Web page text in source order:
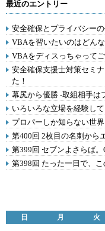
最近のエントリー
安全確保とプライバシー
VBAを習いたいのはどんな
VBAをディスっちゃって
安全確保支援士対策セミ
た！
幕尻から優勝 -取組相手は
いろいろな立場を経験して
プロパーしか知らない世界
第400回 2枚目の名刺から
第399回 セブンよさらば。
第398回 たった一日で、
日 月 火